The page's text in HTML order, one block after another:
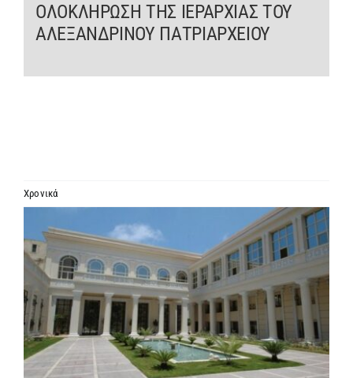
ΤΟ ΠΑΤΡΙΑΡΧΕΙΟ
KEIMENA
MEDIA
ΕΝΗΜΕΡΩΣΗ
ΣΥΝΔΕΣΕΙΣ
ΟΛΟΚΛΗΡΩΣΗ ΤΗΣ ΙΕΡΑΡΧΙΑΣ ΤΟΥ
ΑΛΕΞΑΝΔΡΙΝΟΥ ΠΑΤΡΙΑΡΧΕΙΟΥ
Χρονικά
μεγαλύτερης
εικόνας